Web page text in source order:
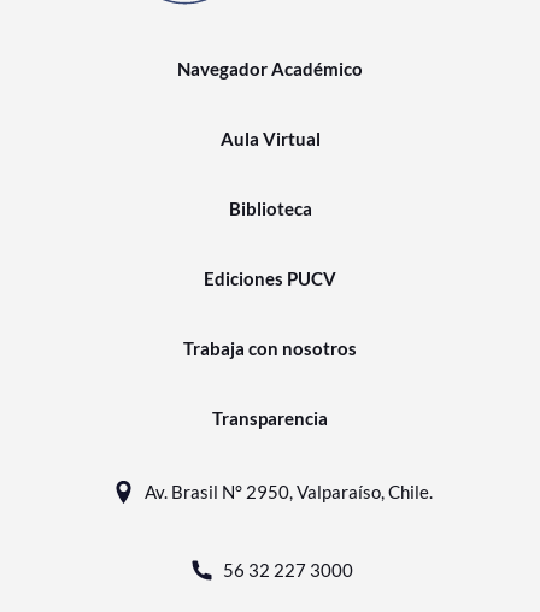
Navegador Académico
Aula Virtual
Biblioteca
Ediciones PUCV
Trabaja con nosotros
Transparencia
Av. Brasil N° 2950, Valparaíso, Chile.
56 32 227 3000